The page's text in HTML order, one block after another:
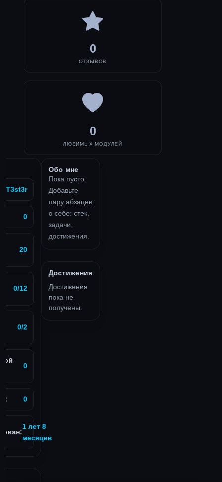
0
ОТЗЫВОВ
0
ЛЮБИМЫХ МОДУЛЕЙ
T3st3r
0
20
0/12
0/2
0
0
1 лет 8
месяцев
Обо мне
Пока пусто.
Добавьте
пару абзацев
о себе: стек,
задачи,
достижения.
Достижения
Достижения
пока не
получены.